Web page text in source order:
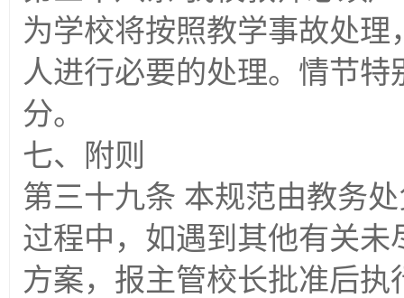
为学校将按照教学事故处
人进行必要的处理。情节
分。
七、附则
第三十九条 本规范由教务
过程中，如遇到其他有关
方案，报主管校长批准后执